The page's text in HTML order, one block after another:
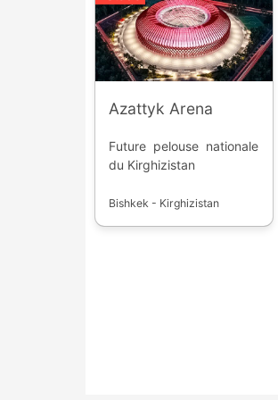
Azattyk Arena
Future pelouse nationale
du Kirghizistan
Bishkek - Kirghizistan